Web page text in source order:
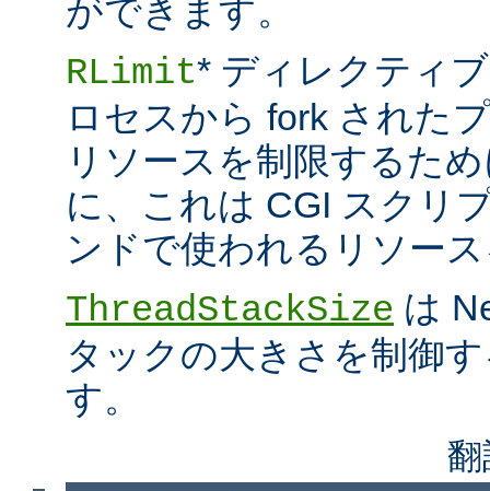
ができます。
RLimit* ディレクティ
ロセスから fork された
リソースを制限するた
に、これは CGI スクリ
ンドで使われるリソー
ThreadStackSize は
タックの大きさを制御
す。